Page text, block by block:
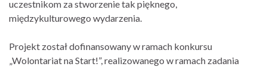
uczestnikom za stworzenie tak pięknego,
międzykulturowego wydarzenia.
Projekt został dofinansowany w ramach konkursu
„Wolontariat na Start!”, realizowanego w ramach zadania